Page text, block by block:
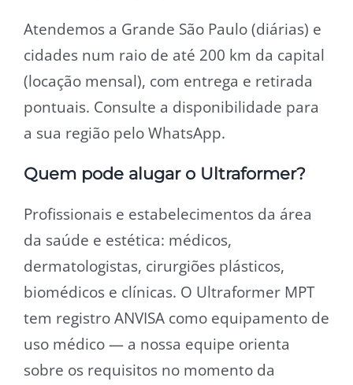
Atendemos a Grande São Paulo (diárias) e
cidades num raio de até 200 km da capital
(locação mensal), com entrega e retirada
pontuais. Consulte a disponibilidade para
a sua região pelo WhatsApp.
Quem pode alugar o Ultraformer?
Profissionais e estabelecimentos da área
da saúde e estética: médicos,
dermatologistas, cirurgiões plásticos,
biomédicos e clínicas. O Ultraformer MPT
tem registro ANVISA como equipamento de
uso médico — a nossa equipe orienta
sobre os requisitos no momento da